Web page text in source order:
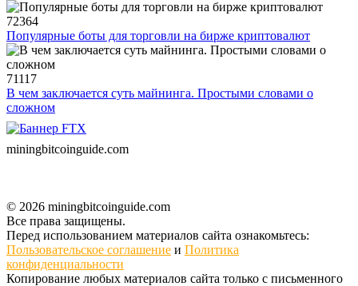
72364
Популярные боты для торговли на бирже криптовалют
71117
В чем заключается суть майнинга. Простыми словами о
сложном
miningbitcoinguide.com
© 2026 miningbitcoinguide.com
Все права защищены.
Перед использованием материалов сайта ознакомьтесь:
Пользовательское соглашение и Политика
конфиденциальности
Копирование любых материалов сайта только с письменного